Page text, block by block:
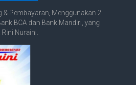
& Pembayaran, Menggunakan 2
BCA dan Bank Mandiri, yang
Nuraini.